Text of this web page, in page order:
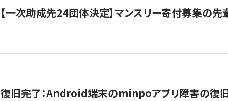
【一次助成先24団体決定】マンスリー寄付募集の
復旧完了：Android端末のminpoアプリ障害の復